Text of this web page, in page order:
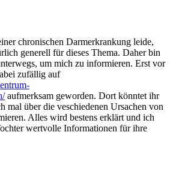
chronischen Darmerkrankung leide,
generell für dieses Thema. Daher bin
um mich zu informieren. Erst vor
zufällig auf
aufmerksam geworden. Dort könntet ihr
mal über die veschiedenen Ursachen von
Alles wird bestens erklärt und ich
wertvolle Informationen für ihre